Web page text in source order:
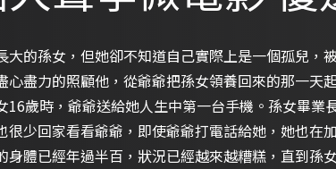
大的孫女，但她卻不知道自己實際上是一個孤兒，
心盡力的照顧他，從爺爺把孫女領養回來的那一天
16歲時，爺爺送給她人生中第一台手機。孫女畢業
很少回家看看爺爺，即使爺爺打電話給她，她也在
身體已經年過半百，狀況已經越來越糟糕，直到孫